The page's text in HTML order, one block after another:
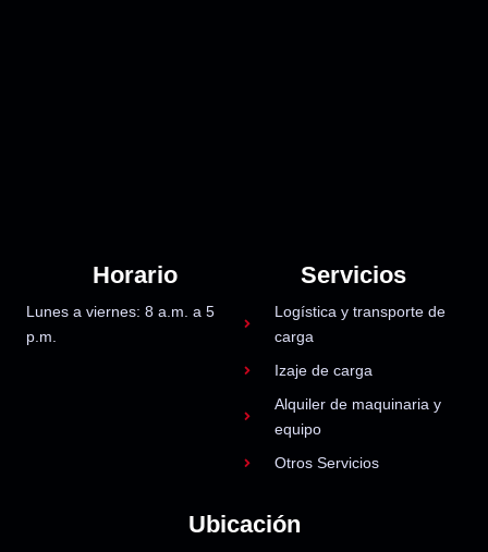
Horario
Lunes a viernes: 8 a.m. a 5
p.m.
Servicios
Logística y transporte de
carga
Izaje de carga
Alquiler de maquinaria y
equipo
Otros Servicios
Ubicación